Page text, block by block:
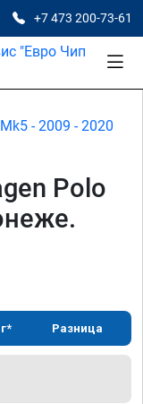
+7 473 200-73-61
Mk5 - 2009 - 2020
Polo
Разница